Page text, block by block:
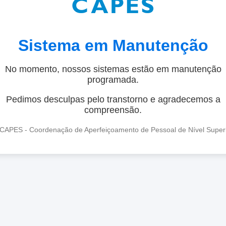
Sistema em Manutenção
No momento, nossos sistemas estão em manutenção
programada.
Pedimos desculpas pelo transtorno e agradecemos a
compreensão.
- Coordenação de Aperfeiçoamento de Pessoal de Nível